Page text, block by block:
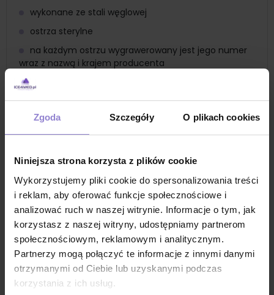
Zgoda Szczegóły O plikach cookies
Niniejsza strona korzysta z plików cookie
Wykorzystujemy pliki cookie do spersonalizowania treści
i reklam, aby oferować funkcje społecznościowe i
analizować ruch w naszej witrynie. Informacje o tym, jak
korzystasz z naszej witryny, udostępniamy partnerom
społecznościowym, reklamowym i analitycznym.
Partnerzy mogą połączyć te informacje z innymi danymi
otrzymanymi od Ciebie lub uzyskanymi podczas
korzystania z ich usług.
wykonane ze stali węglowej
ostrza sterylne
na każdym ostrzu wygrawerowany jest jego numer
wraz z nazwą i krajem producenta
czerwone opakowanie ma oznaczenia rozmiaru,
ostrza sterylne pakowane są pojedynczo w blistry
na każdym blistrze znajdują się: nr serii oraz data
oznaczenie numeru ostrza
ostrza pakowane zbiorczo po 100 szt
Zastosowanie
ostrze nr 25 to uniwersalne ostrze chirurgiczne
chirurgia ogólna
otwieranie worków chirurgicznych
cięcie skóry
nacinanie tkanek